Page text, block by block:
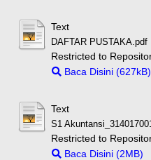
Text
DAFTAR PUSTAKA.pdf
Restricted to
Baca Disini (627kB)
Text
S1
Restricted to
Baca Disini (2MB)